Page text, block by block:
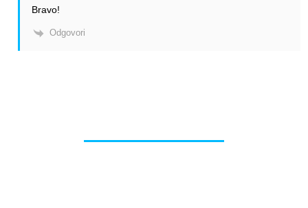
Bravo!
Odgovori